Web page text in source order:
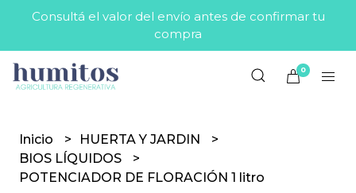
Consultá el valor del envío antes de confirmar tu
compra
0
Inicio
HUERTA Y JARDIN
BIOS LÍQUIDOS
POTENCIADOR DE FLORACIÓN 1 litro